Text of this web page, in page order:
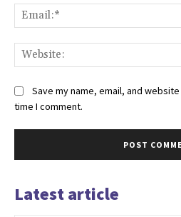
Save my name, email, and
time I comment.
Latest article